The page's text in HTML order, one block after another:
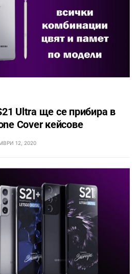
Ultra ще се прибира в
Cover кейсове
12, 2020